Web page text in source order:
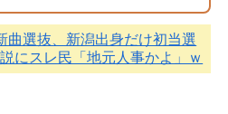
曲選抜、新潟出身だけ初当選
にスレ民「地元人事かよ」ｗ